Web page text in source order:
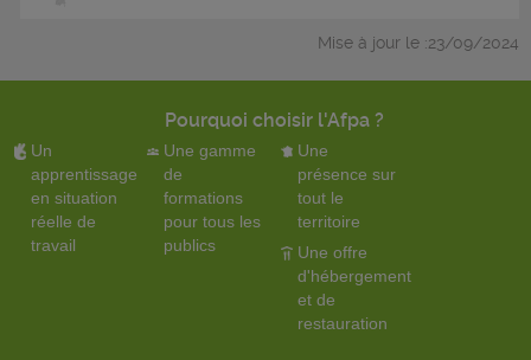
Mise à jour le :23/09/2024
Pourquoi choisir l'Afpa ?
Un
apprentissage
en situation
réelle de
travail
Une gamme
de
formations
pour tous les
publics
Une
présence sur
tout le
territoire
Une offre
d'hébergement
et de
restauration